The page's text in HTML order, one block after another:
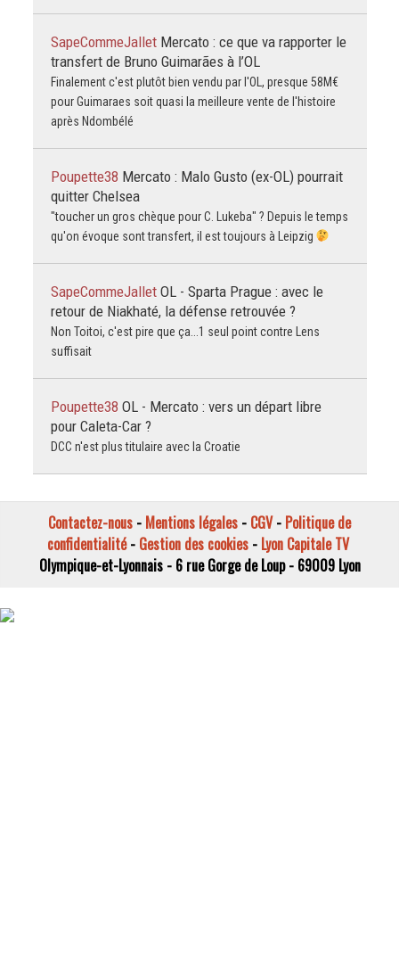
SapeCommeJallet Mercato : ce que va rapporter le
transfert de Bruno Guimarães à l’OL
Finalement c'est plutôt bien vendu par l'OL, presque 58M€
pour Guimaraes soit quasi la meilleure vente de l'histoire
après Ndombélé
Poupette38 Mercato : Malo Gusto (ex-OL) pourrait
quitter Chelsea
"toucher un gros chèque pour C. Lukeba" ? Depuis le temps
qu'on évoque sont transfert, il est toujours à Leipzig
SapeCommeJallet OL - Sparta Prague : avec le
retour de Niakhaté, la défense retrouvée ?
Non Toitoi, c'est pire que ça...1 seul point contre Lens
suffisait
Poupette38 OL - Mercato : vers un départ libre
pour Caleta-Car ?
DCC n'est plus titulaire avec la Croatie
Contactez-nous - Mentions légales - CGV- Politique de
confidentialité- Gestion des cookies- Lyon Capitale TV
Olympique-et-Lyonnais - 6 rue Gorge de Loup - 69009 Lyon